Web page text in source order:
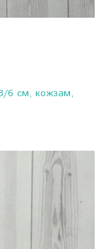
6 см, кожзам,